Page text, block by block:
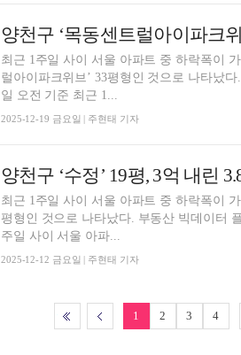
최근 1주일 사이 서울 아파트 중 하락폭이
럴아이파크위브’ 33평형인 것으로 나타났다. 부동산 빅데이터 플랫폼 아실에 따르면, 12월
일 오전 기준 최근 1...
2025-12-19 금요일 | 주현태 기자
최근 1주일 사이 서울 아파트 중 하락폭이
평형인 것으로 나타났다. 부동산 빅데이터 플랫폼 아실에 따르면, 12월 12일 오전 기준 최근 1
주일 사이 서울 아파...
2025-12-12 금요일 | 주현태 기자
1 2 3 4